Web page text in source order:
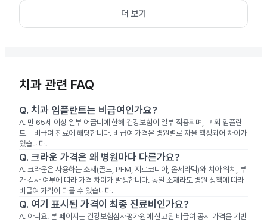
더 보기
치과 관련 FAQ
Q. 치과 임플란트는 비급여인가요?
A. 만 65세 이상 일부 어금니에 한해 건강보험이 일부 적용되며, 그 외 임플란
트는 비급여 진료에 해당합니다. 비급여 가격은 병원별로 자율 책정되어 차이가
있습니다.
Q. 크라운 가격은 왜 병원마다 다른가요?
A. 크라운은 사용하는 소재(골드, PFM, 지르코니아, 올세라믹)와 치아 위치, 부
가 검사 여부에 따라 가격 차이가 발생합니다. 동일 소재라도 병원 정책에 따라
비급여 가격이 다를 수 있습니다.
Q. 여기 표시된 가격이 최종 진료비인가요?
A. 아니요. 본 페이지는 건강보험심사평가원에 신고된 비급여 공시 가격을 기반